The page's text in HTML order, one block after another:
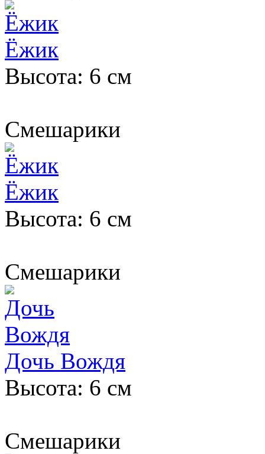
Ёжик
Высота: 6 см
Смешарики
Ёжик
Высота: 6 см
Смешарики
Дочь Вождя
Высота: 6 см
Смешарики